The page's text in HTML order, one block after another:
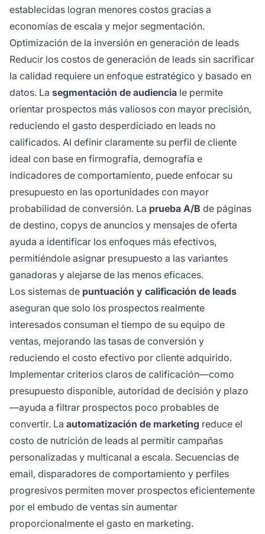
establecidas logran menores costos gracias a
economías de escala y mejor segmentación.
Optimización de la inversión en generación de leads
Reducir los costos de generación de leads sin sacrificar
la calidad requiere un enfoque estratégico y basado en
datos. La segmentación de audiencia le permite
orientar prospectos más valiosos con mayor precisión,
reduciendo el gasto desperdiciado en leads no
calificados. Al definir claramente su perfil de cliente
ideal con base en firmografía, demografía e
indicadores de comportamiento, puede enfocar su
presupuesto en las oportunidades con mayor
probabilidad de conversión. La prueba A/B de páginas
de destino, copys de anuncios y mensajes de oferta
ayuda a identificar los enfoques más efectivos,
permitiéndole asignar presupuesto a las variantes
ganadoras y alejarse de las menos eficaces.
Los sistemas de puntuación y calificación de leads
aseguran que solo los prospectos realmente
interesados consuman el tiempo de su equipo de
ventas, mejorando las tasas de conversión y
reduciendo el costo efectivo por cliente adquirido.
Implementar criterios claros de calificación—como
presupuesto disponible, autoridad de decisión y plazo
—ayuda a filtrar prospectos poco probables de
convertir. La automatización de marketing reduce el
costo de nutrición de leads al permitir campañas
personalizadas y multicanal a escala. Secuencias de
email, disparadores de comportamiento y perfiles
progresivos permiten mover prospectos eficientemente
por el embudo de ventas sin aumentar
proporcionalmente el gasto en marketing.